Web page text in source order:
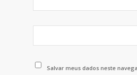
Salvar meus dados neste